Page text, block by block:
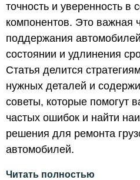
точность и уверенность в
компонентов. Это важная
поддержания
состоянии и удлинения
Статья делится
нужных деталей и
советы, которые помогут
частых ошибок и найти
решения для ремонта
автомобилей.
Читать полностью